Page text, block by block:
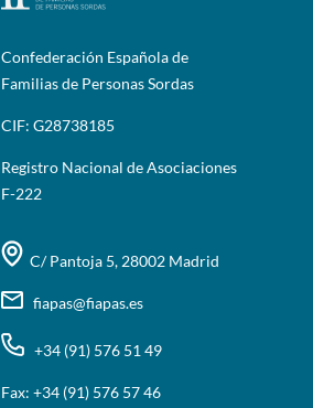
Confederación Española de
Familias de Personas Sordas
CIF: G28738185
Registro Nacional de Asociaciones
F-222
C/ Pantoja 5, 28002 Madrid
fiapas@fiapas.es
+34 (91) 576 51 49
Fax: +34 (91) 576 57 46